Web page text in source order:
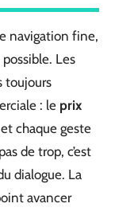
navigation fine,
Les
toujours
: le prix
chaque geste
de trop, c’est
dialogue. La
avancer